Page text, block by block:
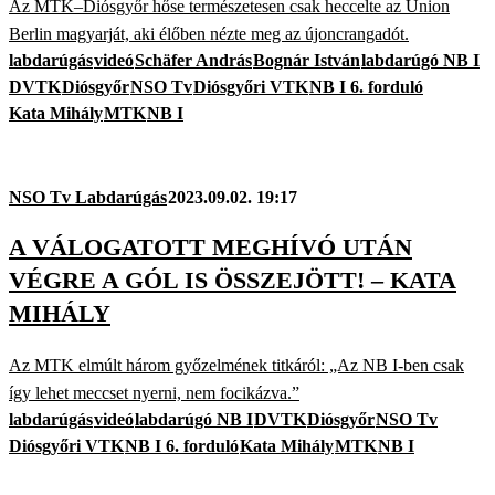
Az MTK–Diósgyőr hőse természetesen csak heccelte az Union
Berlin magyarját, aki élőben nézte meg az újoncrangadót.
labdarúgásvideóSchäfer AndrásBognár Istvánlabdarúgó NB I
DVTKDiósgyőrNSO TvDiósgyőri VTKNB I 6. forduló
Kata MihályMTKNB I
NSO Tv Labdarúgás2023.09.02. 19:17
A VÁLOGATOTT MEGHÍVÓ UTÁN
VÉGRE A GÓL IS ÖSSZEJÖTT! – KATA
MIHÁLY
Az MTK elmúlt három győzelmének titkáról: „Az NB I-ben csak
így lehet meccset nyerni, nem focikázva.”
labdarúgásvideólabdarúgó NB IDVTKDiósgyőrNSO Tv
Diósgyőri VTKNB I 6. fordulóKata MihályMTKNB I